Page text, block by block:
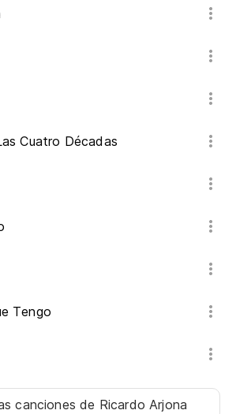
Cuatro Décadas
Tengo
cancionesde Ricardo Arjona